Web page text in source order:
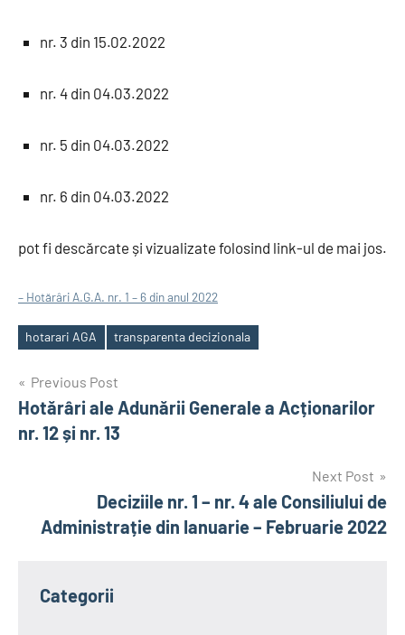
nr. 3 din 15.02.2022
nr. 4 din 04.03.2022
nr. 5 din 04.03.2022
nr. 6 din 04.03.2022
pot fi descărcate și vizualizate folosind link-ul de mai jos.
– Hotărâri A.G.A. nr. 1 – 6 din anul 2022
Tags
hotarari AGA transparenta decizionala
Post
navigation
Previous Post
Hotărâri ale Adunării Generale a Acționarilor
nr. 12 și nr. 13
Next Post
Deciziile nr. 1 – nr. 4 ale Consiliului de
Administrație din Ianuarie – Februarie 2022
Categorii